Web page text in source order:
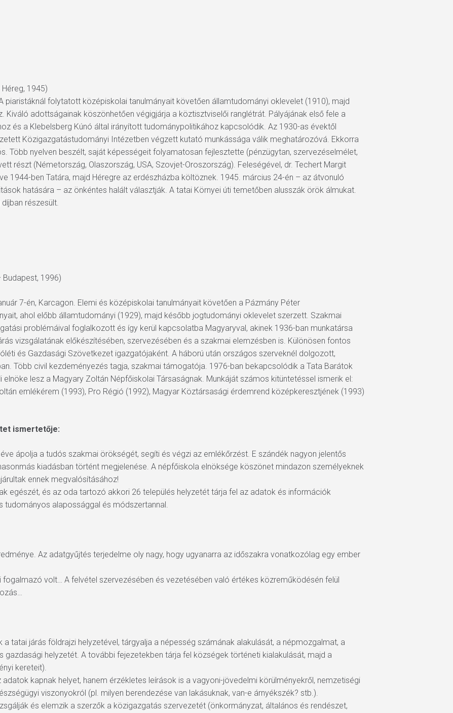
1945)
piaristáknál folytatott középiskolai tanulmányait követően államtudományi oklevelet (1910), majd
Kiváló adottságainak köszönhetően végigjárja a köztisztviselői ranglétrát. Pályájának első fele a
és a Klebelsberg Kúnó által irányított tudománypolitikához kapcsolódik. Az 1930-as évektől
Közigazgatástudományi Intézetben végzett kutató munkássága válik meghatározóvá. Ekkorra
Több nyelven beszélt, saját képességeit folyamatosan fejlesztette (pénzügytan, szervezéselmélet,
részt (Németország, Olaszország, USA, Szovjet-Oroszország). Feleségével, dr. Techert Margit
1944-ben Tatára, majd Héregre az erdészházba költöznek. 1945. március 24-én – az átvonuló
hatására – az önkéntes halált választják. A tatai Környei úti temetőben alusszák örök álmukat.
részesült.
1996)
7-én, Karcagon. Elemi és középiskolai tanulmányait követően a Pázmány Péter
ahol előbb államtudományi (1929), majd később jogtudományi oklevelet szerzett. Szakmai
problémáival foglalkozott és így kerül kapcsolatba Magyaryval, akinek 1936-ban munkatársa
vizsgálatának előkészítésében, szervezésében és a szakmai elemzésben is. Különösen fontos
és Gazdasági Szövetkezet igazgatójaként. A háború után országos szerveknél dolgozott,
Több civil kezdeményezés tagja, szakmai támogatója. 1976-ban bekapcsolódik a Tata Barátok
lesz a Magyary Zoltán Népfőiskolai Társaságnak. Munkáját számos kitüntetéssel ismerik el:
emlékérem (1993), Pro Régió (1992), Magyar Köztársasági érdemrend középkeresztjének (1993)
ismertetője:
ápolja a tudós szakmai örökségét, segíti és végzi az emlékőrzést. E szándék nagyon jelentős
kiadásban történt megjelenése. A népfőiskola elnöksége köszönet mindazon személyeknek
ennek megvalósításához!
egészét, és az oda tartozó akkori 26 település helyzetét tárja fel az adatok és információk
tudományos alapossággal és módszertannal.
Az adatgyűjtés terjedelme oly nagy, hogy ugyanarra az időszakra vonatkozólag egy ember
fogalmazó volt… A felvétel szervezésében és vezetésében való értékes közreműködésén felül
tatai járás földrajzi helyzetével, tárgyalja a népesség számának alakulását, a népmozgalmat, a
gazdasági helyzetét. A további fejezetekben tárja fel községek történeti kialakulását, majd a
kereteit).
kapnak helyet, hanem érzékletes leírások is a vagyoni-jövedelmi körülményekről, nemzetiségi
viszonyokról (pl. milyen berendezése van lakásuknak, van-e árnyékszék? stb.).
és elemzik a szerzők a közigazgatás szervezetét (önkormányzat, általános és rendészet,